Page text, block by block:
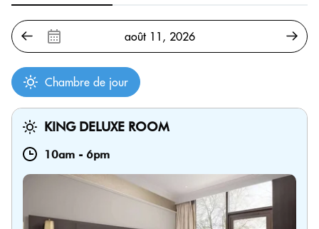
Chambre de jour
KING DELUXE ROOM
10am - 6pm